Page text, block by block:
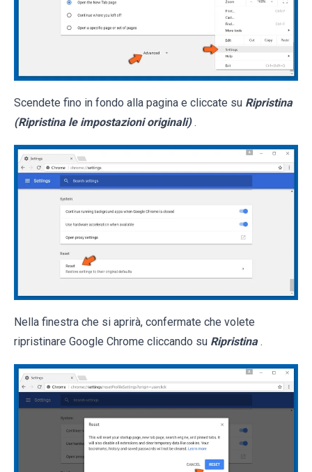
Scendete fino in fondo alla pagina e cliccate su Ripristina
(Ripristina le impostazioni originali) .
Nella finestra che si aprirà, confermate che volete
ripristinare Google Chrome cliccando su Ripristina .